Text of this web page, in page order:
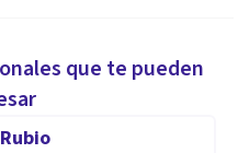
que te pueden